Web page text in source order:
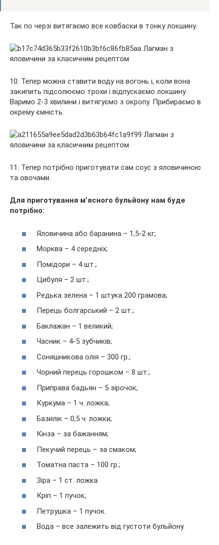
Так по черзі витягаємо все ковбаски в тонку локшину.
10. Тепер можна ставити воду на вогонь і, коли вона
закипить підсолюємо трохи і відпускаємо локшину.
Варимо 2-3 хвилини і витягуємо з окропу. Прибираємо в
окрему ємність.
11. Тепер потрібно приготувати сам соус з яловичиною
та овочами.
Для приготування м’ясного бульйону нам буде
потрібно:
Яловичина або баранина – 1,5-2 кг;
Морква – 4 середніх;
Помідори – 4 шт.;
Цибуля – 2 шт.;
Редька зелена – 1 штука 200 грамова;
Перець болгарський – 2 шт.;
Баклажан – 1 великий;
Часник – 4-5 зубчиків;
Соняшникова олія – 300 гр.;
Чорний перець горошком – 8 шт.;
Приправа бадьян – 5 зірочок;
Куркума – 1 ч. ложка;
Базилік – 0,5 ч. ложки;
Кінза – за бажанням;
Пекучий перець – за смаком;
Томатна паста – 100 гр.;
Зіра – 1 ст. ложка
Кріп – 1 пучок;
Петрушка – 1 пучок.
Вода – все залежить від густоти бульйону.